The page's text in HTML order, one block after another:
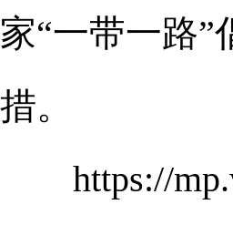
家“一带一路
措。
https://